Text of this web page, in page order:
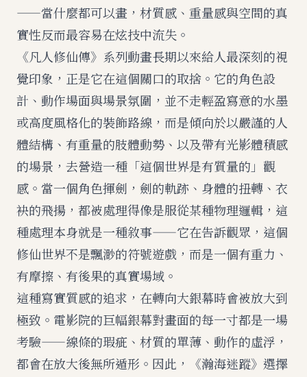
——當什麼都可以畫，材質感、重量感與空間的真
實性反而最容易在炫技中流失。
《凡人修仙傳》系列動畫長期以來給人最深刻的視
覺印象，正是它在這個關口的取捨。它的角色設
計、動作場面與場景氛圍，並不走輕盈寫意的水墨
或高度風格化的裝飾路線，而是傾向於以嚴謹的人
體結構、有重量的肢體動勢、以及帶有光影體積感
的場景，去營造一種「這個世界是有質量的」觀
感。當一個角色揮劍，劍的軌跡、身體的扭轉、衣
袂的飛揚，都被處理得像是服從某種物理邏輯，這
種處理本身就是一種敘事——它在告訴觀眾，這個
修仙世界不是飄渺的符號遊戲，而是一個有重力、
有摩擦、有後果的真實場域。
這種寫實質感的追求，在轉向大銀幕時會被放大到
極致。電影院的巨幅銀幕對畫面的每一寸都是一場
考驗——線條的瑕疵、材質的單薄、動作的虛浮，
都會在放大後無所遁形。因此，《瀚海迷蹤》選擇